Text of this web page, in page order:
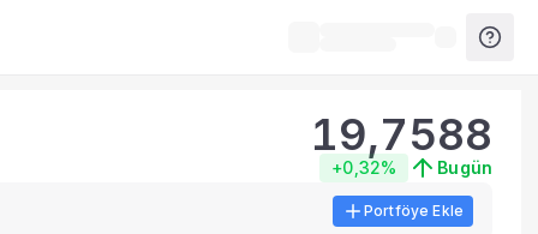
19,7588
+0,32% Bugün
Portföye Ekle